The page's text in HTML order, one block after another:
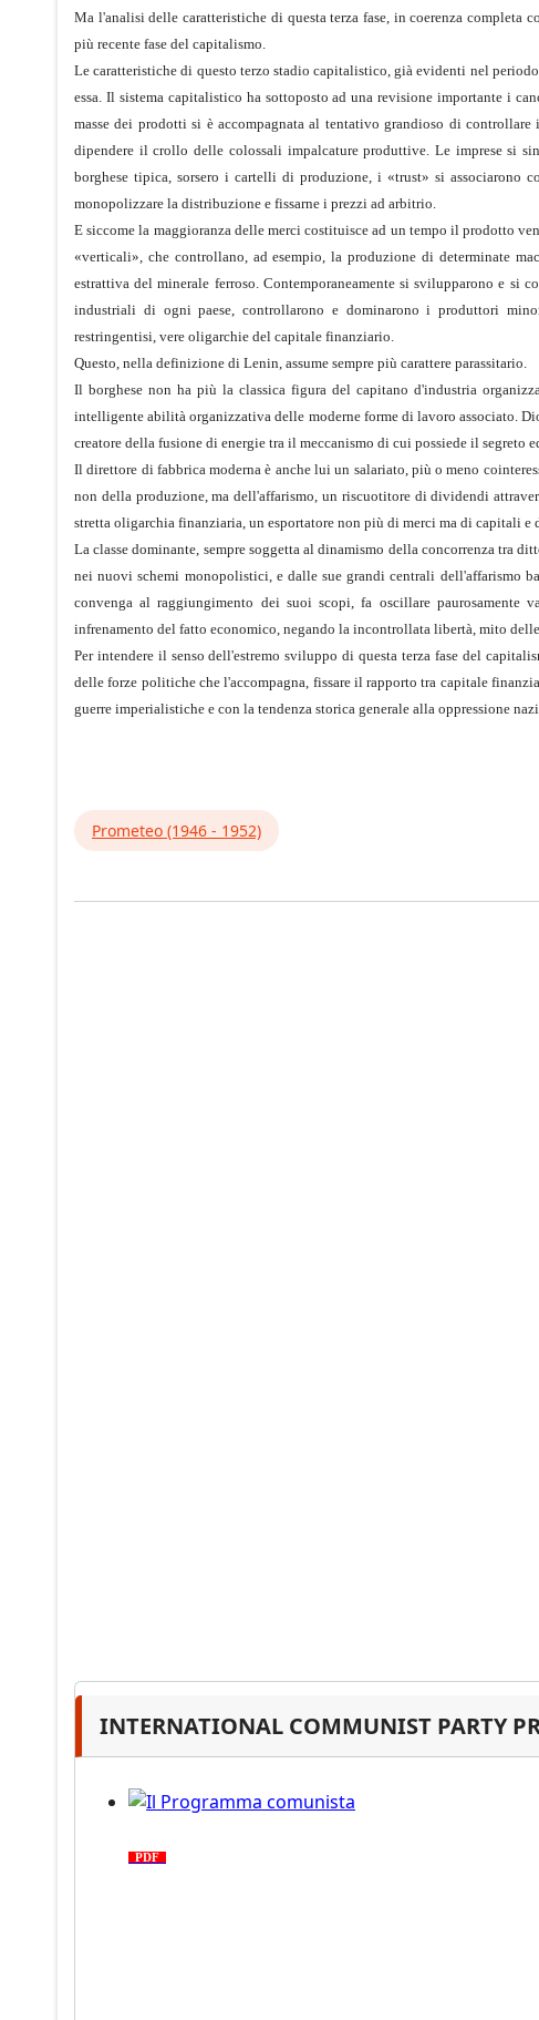
Ma l'analisi delle caratteristiche di questa terza fase, in coerenza completa
più recente fase del capitalismo.
Le caratteristiche di questo terzo stadio capitalistico, già evidenti nel
essa. Il sistema capitalistico ha sottoposto ad una revisione importante i
masse dei prodotti si è accompagnata al tentativo grandioso di
dipendere il crollo delle colossali impalcature produttive. Le imprese si
borghese tipica, sorsero i cartelli di produzione, i «trust» si associarono
monopolizzare la distribuzione e fissarne i prezzi ad arbitrio.
E siccome la maggioranza delle merci costituisce ad un tempo il prodotto
«verticali», che controllano, ad esempio, la produzione di determinate
estrattiva del minerale ferroso. Contemporaneamente si svilupparono e
industriali di ogni paese, controllarono e dominarono i produttori
restringentisi, vere oligarchie del capitale finanziario.
Questo, nella definizione di Lenin, assume sempre più carattere parassitario.
Il borghese non ha più la classica figura del capitano d'industria
intelligente abilità organizzativa delle moderne forme di lavoro associato.
creatore della fusione di energie tra il meccanismo di cui possiede il segreto
Il direttore di fabbrica moderna è anche lui un salariato, più o meno
non della produzione, ma dell'affarismo, un riscuotitore di dividendi
stretta oligarchia finanziaria, un esportatore non più di merci ma di capitali
La classe dominante, sempre soggetta al dinamismo della concorrenza tra
nei nuovi schemi monopolistici, e dalle sue grandi centrali dell'affarismo
convenga al raggiungimento dei suoi scopi, fa oscillare
infrenamento del fatto economico, negando la incontrollata libertà, mito
Per intendere il senso dell'estremo sviluppo di questa terza fase del
delle forze politiche che l'accompagna, fissare il rapporto tra capitale
guerre imperialistiche e con la tendenza storica generale alla oppressione
Prometeo (1946 - 1952)
INTERNATIONAL COMMUNIST PARTY
PDF